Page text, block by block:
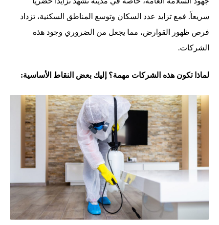
سريعاً. فمع تزايد عدد السكان وتوسع المناطق السكنية، تزداد
فرص ظهور القوارض، مما يجعل من الضروري وجود هذه
الشركات.
لماذا تكون هذه الشركات مهمة؟ إليك بعض النقاط الأساسية: